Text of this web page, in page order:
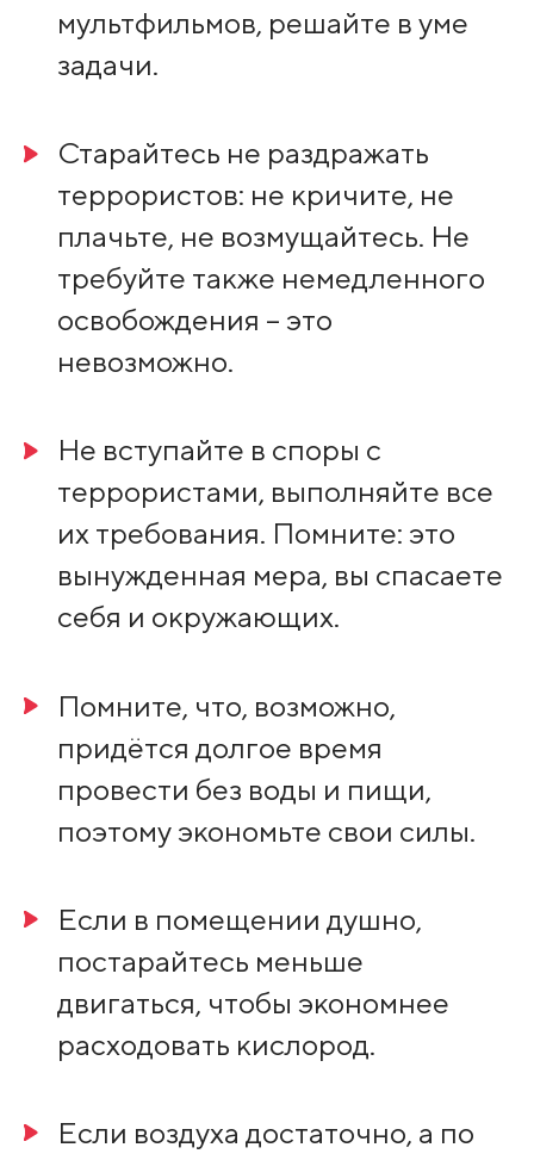
мультфильмов, решайте в уме
задачи.
Старайтесь не раздражать
террористов: не кричите, не
плачьте, не возмущайтесь. Не
требуйте также немедленного
освобождения – это
невозможно.
Не вступайте в споры с
террористами, выполняйте все
их требования. Помните: это
вынужденная мера, вы спасаете
себя и окружающих.
Помните, что, возможно,
придётся долгое время
провести без воды и пищи,
поэтому экономьте свои силы.
Если в помещении душно,
постарайтесь меньше
двигаться, чтобы экономнее
расходовать кислород.
Если воздуха достаточно, а по